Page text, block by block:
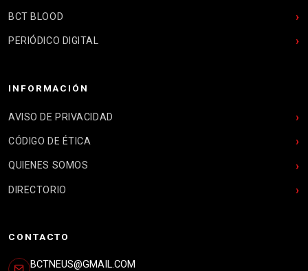
BCT BLOOD
PERIÓDICO DIGITAL
INFORMACIÓN
AVISO DE PRIVACIDAD
CÓDIGO DE ÉTICA
QUIENES SOMOS
DIRECTORIO
CONTACTO
BCTNEUS@GMAIL.COM